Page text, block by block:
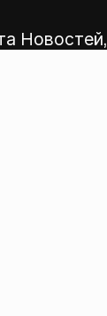
Новостей,